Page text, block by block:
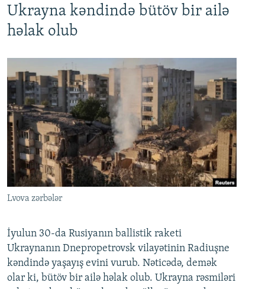
Ukrayna kəndində bütöv bir ailə
həlak olub
Lvova zərbələr
İyulun 30-da Rusiyanın ballistik raketi
Ukraynanın Dnepropetrovsk vilayətinin Radiuşne
kəndində yaşayış evini vurub. Nəticədə, demək
olar ki, bütöv bir ailə həlak olub. Ukrayna rəsmiləri